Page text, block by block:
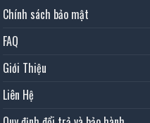
Chính sách bảo mật
FAQ
Giới Thiệu
Liên Hệ